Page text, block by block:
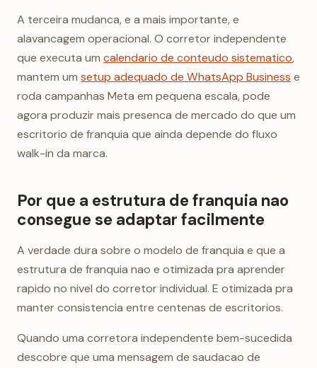
A terceira mudanca, e a mais importante, e
alavancagem operacional. O corretor independente
que executa um calendario de conteudo sistematico,
mantem um setup adequado de WhatsApp Business e
roda campanhas Meta em pequena escala, pode
agora produzir mais presenca de mercado do que um
escritorio de franquia que ainda depende do fluxo
walk-in da marca.
Por que a estrutura de franquia nao
consegue se adaptar facilmente
A verdade dura sobre o modelo de franquia e que a
estrutura de franquia nao e otimizada pra aprender
rapido no nivel do corretor individual. E otimizada pra
manter consistencia entre centenas de escritorios.
Quando uma corretora independente bem-sucedida
descobre que uma mensagem de saudacao de